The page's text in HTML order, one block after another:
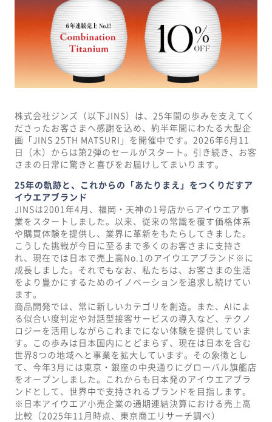
株式会社ジンズ（以下JINS）は、25年間の歩みを支えてく
ださったお客さまへ感謝を込め、約半年間にわたる大型企
画「JINS 25TH MATSURI」を開催中です。2026年6月11
日（木）からは第2弾のセールがスタート。引き続き、お客
さまの日常に驚きと喜びをお届けしてまいります。
25年の軌跡と、これからの「あたりまえ」をつくりだすア
イウエアブランド
JINSは2001年4月、福岡・天神の1号店からアイウエア事
業をスタートしました。以来、従来の常識を覆す価格体系
や購買体験を提供し、業界に革新をもたらしてきました。
こうした挑戦が今日に至るまで多くのお客さまに支持さ
れ、現在では日本で売上高No.1のアイウエアブランド※に
成長しました。それでもなお、私たちは、お客さまの生活
をより豊かにするためのイノベーションを追求し続けてい
ます。
商品開発では、常に新しいカテゴリを創造。また、AIによ
る似合い度判定や対話型接客サービスの導入など、テクノ
ロジーを活用しながらこれまでにない体験を提供していま
す。この歩みは日本国内にとどまらず、現在は日本を含む
世界8つの地域へと事業を拡大しています。その象徴とし
て、今年3月には東京・銀座の中央通りにグローバル旗艦店
をオープンしました。これからも日本発のアイウエアブラ
ンドとして、世界中で支持されるブランドを目指します。
※日本アイウエア小売企業の通期連結決算における売上高
比較（2025年11月時点、東京商工リサーチ調べ）